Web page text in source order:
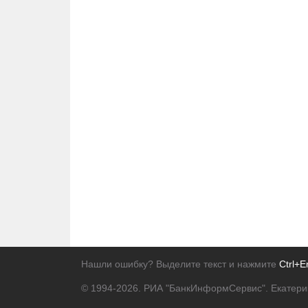
Нашли ошибку? Выделите текст и нажмите
© 1994-2026. РИА "БанкИнформСервис".